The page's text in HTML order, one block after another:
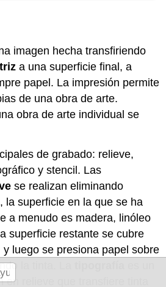
imagen hecha transfiriendo
a una superficie final, a
papel. La impresión permite
de una obra de arte.
obra de arte individual se
de grabado: relieve,
y stencil. Las
se realizan eliminando
, la superficie en la que se ha
a menudo es madera, linóleo
superficie restante se cubre
luego se presiona papel sobre
la tinta. La
en relieve que transfiere tinta